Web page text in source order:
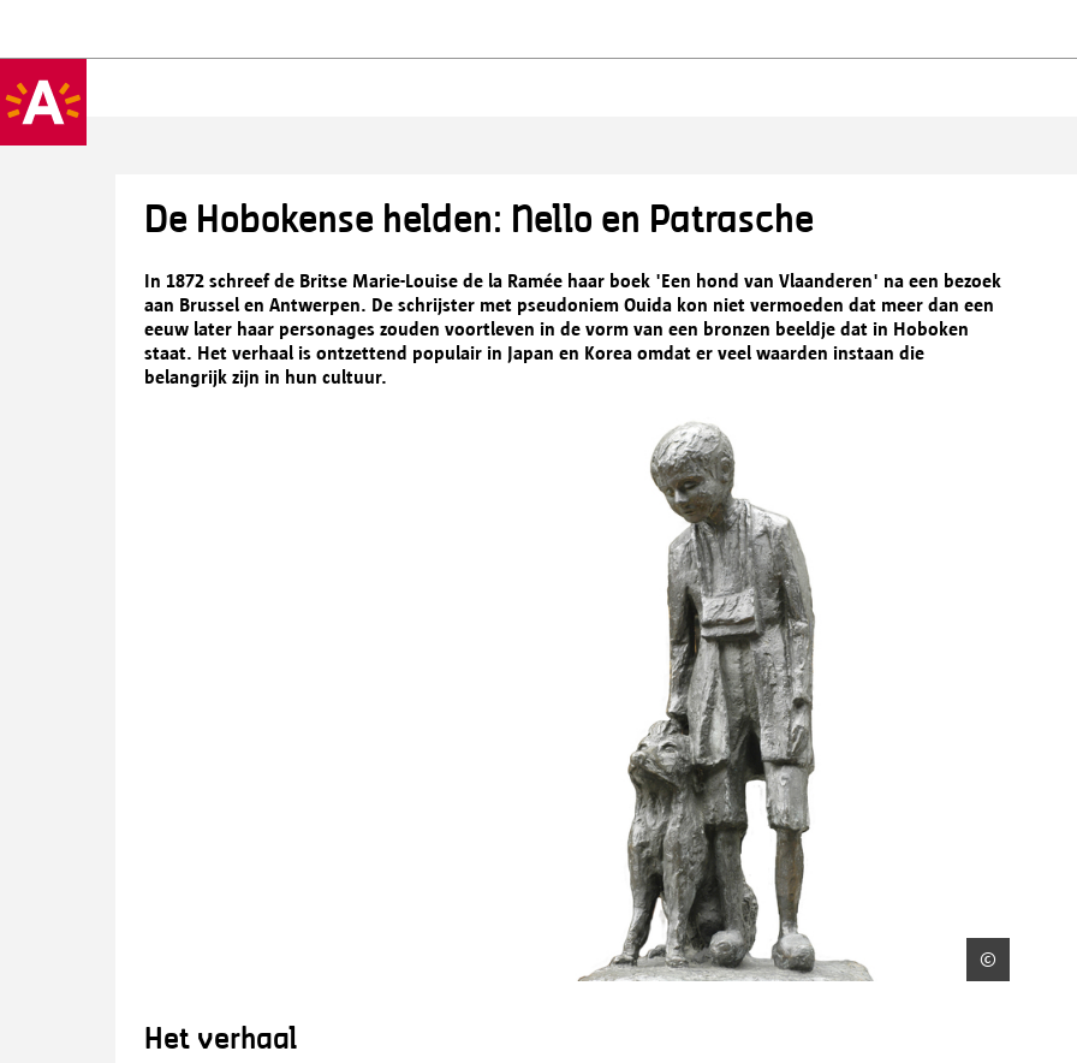
De Hobokense helden: Nello en Patrasche
In 1872 schreef de Britse Marie-Louise de la Ramée haar boek 'Een hond van Vlaanderen' na een bezoek
aan Brussel en Antwerpen. De schrijster met pseudoniem Ouida kon niet vermoeden dat meer dan een
eeuw later haar personages zouden voortleven in de vorm van een bronzen beeldje dat in Hoboken
staat. Het verhaal is ontzettend populair in Japan en Korea omdat er veel waarden instaan die
belangrijk zijn in hun cultuur.
©
Het verhaal